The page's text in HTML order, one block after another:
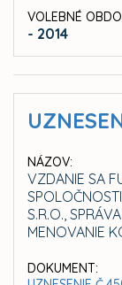
VOLEBNÉ
- 2014
NÁZOV:
VZDANIE SA
S.R.O.,
MENOVANIE
DOKUMENT: